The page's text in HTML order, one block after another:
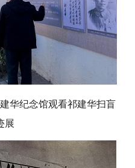
华纪念馆观看祁建华扫盲
展